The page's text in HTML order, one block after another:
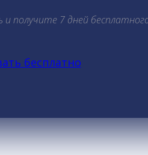
и получите 7 дней
бесплатно